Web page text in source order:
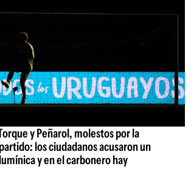
y Peñarol, molestos por la
los ciudadanos acusaron un
y en el carbonero hay